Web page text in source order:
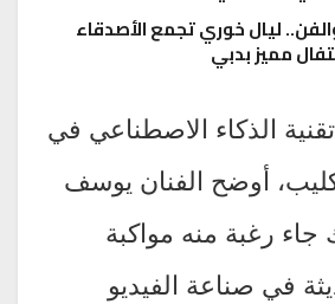
ليال خوري تجمع الأصدقاء
مميز بدبي
الذكاء الاصطناعي في
كليب، أوضح الفنان يوسف
جاء رغبة منه مواكبة
في صناعة الفيديو